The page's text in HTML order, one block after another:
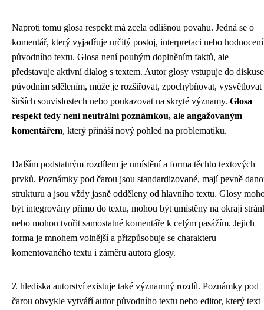
Naproti tomu glosa respekt má zcela odlišnou povahu. Jedná se o
komentář, který vyjadřuje určitý postoj, interpretaci nebo hodnocení
původního textu. Glosa není pouhým doplněním faktů, ale
představuje aktivní dialog s textem. Autor glosy vstupuje do
původním sdělením, může je rozšiřovat, zpochybňovat, vysvětlovat
širších souvislostech nebo poukazovat na skryté významy. Glosa
respekt tedy není neutrální poznámkou, ale angažovaným
komentářem, který přináší nový pohled na problematiku.
Dalším podstatným rozdílem je umístění a forma těchto textových
prvků. Poznámky pod čarou jsou standardizované, mají pevně
strukturu a jsou vždy jasně odděleny od hlavního textu. Glosy
být integrovány přímo do textu, mohou být umístěny na okraji
nebo mohou tvořit samostatné komentáře k celým pasážím. Jejich
forma je mnohem volnější a přizpůsobuje se charakteru
komentovaného textu i záměru autora glosy.
Z hlediska autorství existuje také významný rozdíl. Poznámky pod
čarou obvykle vytváří autor původního textu nebo editor, který text